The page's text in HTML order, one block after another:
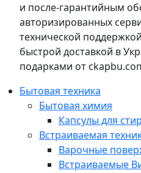
и после-гарантийным
авторизированных
технической
быстрой доставкой в
подарками от
Бытовая техника
Бытовая химия
Капсулы для
Встраиваемая
Варочные
Встраиваемые